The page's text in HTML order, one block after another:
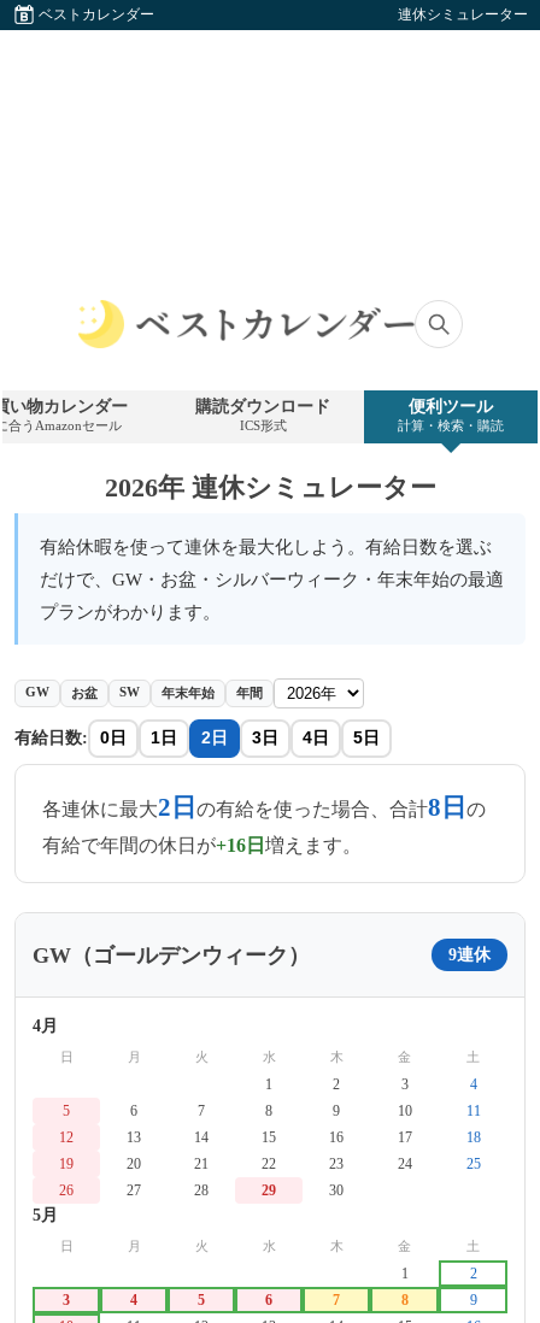
ベストカレンダー 連休シミュレーター
ト
カ
い物カレンダー
合うAmazonセール
購読ダウンロード
ICS形式
便利ツール
計算・検索・購読
2026年 連休シミュレーター
有給休暇を使って連休を最大化しよう。有給日数を選ぶ
だけで、GW・お盆・シルバーウィーク・年末年始の最適
プランがわかります。
GW お盆 SW 年末年始 年間
有給日数: 0日 1日 2日 3日 4日 5日
各連休に最大2日 の有給を使った場合、合計8日 の
有給で年間の休日が+16日 増えます。
GW（ゴールデンウィーク） 9連休
4月
日 月 火 水 木 金
土
1 2 3
4
5
6 7 8 9 10
11
12
13 14 15 16 17
18
19
20 21 22 23 24
25
26
27 28 29 30
5月
日 月 火 水 木 金
土
1
2
3
4 5 6 7 8
9